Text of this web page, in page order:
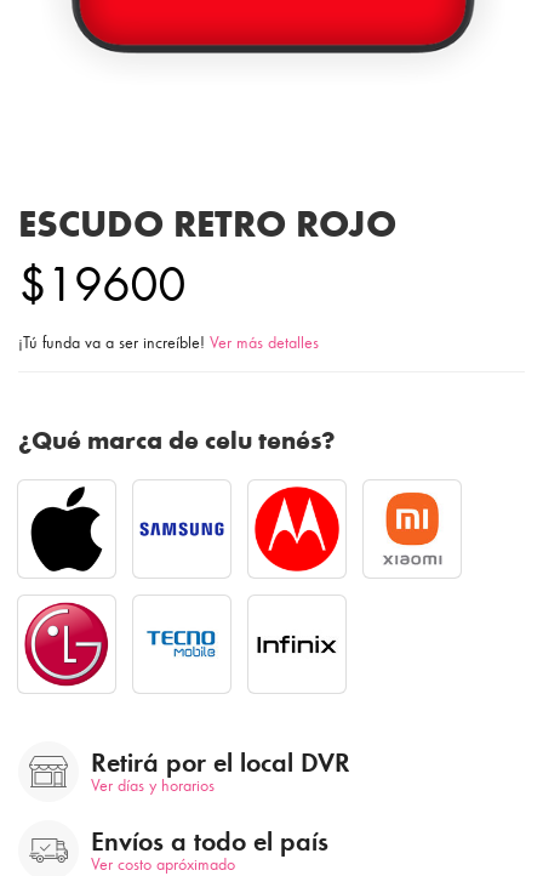
ESCUDO RETRO ROJO
$19600
¡Tú funda va a ser increíble! Ver más detalles
¿Qué marca de celu tenés?
Retirá por el local DVR
Ver días y horarios
Envíos a todo el país
Ver costo apróximado